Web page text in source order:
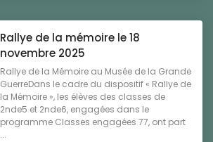
Rallye de la mémoire le 18
novembre 2025
Rallye de la Mémoire au Musée de la Grande
GuerreDans le cadre du dispositif « Rallye de
la Mémoire », les élèves des classes de
2nde5 et 2nde6, engagées dans le
programme Classes engagées 77, ont part
...